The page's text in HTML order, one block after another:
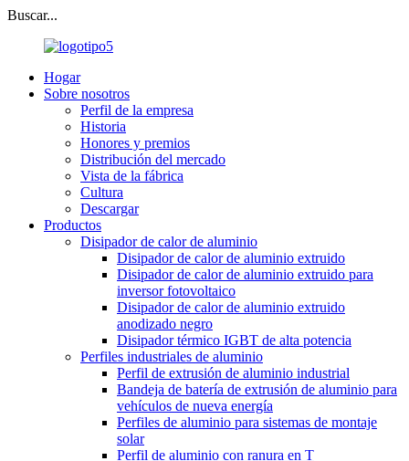
Buscar...
Hogar
Sobre nosotros
Perfil de la empresa
Historia
Honores y premios
Distribución del mercado
Vista de la fábrica
Cultura
Descargar
Productos
Disipador de calor de aluminio
Disipador de calor de aluminio extruido
Disipador de calor de aluminio extruido para
inversor fotovoltaico
Disipador de calor de aluminio extruido
anodizado negro
Disipador térmico IGBT de alta potencia
Perfiles industriales de aluminio
Perfil de extrusión de aluminio industrial
Bandeja de batería de extrusión de aluminio para
vehículos de nueva energía
Perfiles de aluminio para sistemas de montaje
solar
Perfil de aluminio con ranura en T